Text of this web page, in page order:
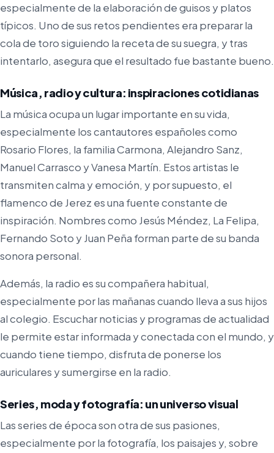
especialmente de la elaboración de guisos y platos
típicos. Uno de sus retos pendientes era preparar la
cola de toro siguiendo la receta de su suegra, y tras
intentarlo, asegura que el resultado fue bastante bueno.
Música, radio y cultura: inspiraciones cotidianas
La música ocupa un lugar importante en su vida,
especialmente los cantautores españoles como
Rosario Flores, la familia Carmona, Alejandro Sanz,
Manuel Carrasco y Vanesa Martín. Estos artistas le
transmiten calma y emoción, y por supuesto, el
flamenco de Jerez es una fuente constante de
inspiración. Nombres como Jesús Méndez, La Felipa,
Fernando Soto y Juan Peña forman parte de su banda
sonora personal.
Además, la radio es su compañera habitual,
especialmente por las mañanas cuando lleva a sus hijos
al colegio. Escuchar noticias y programas de actualidad
le permite estar informada y conectada con el mundo, y
cuando tiene tiempo, disfruta de ponerse los
auriculares y sumergirse en la radio.
Series, moda y fotografía: un universo visual
Las series de época son otra de sus pasiones,
especialmente por la fotografía, los paisajes y, sobre